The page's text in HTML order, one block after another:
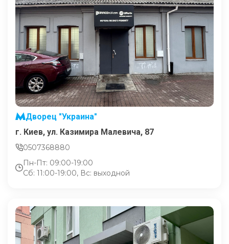
Дворец "Украина"
г. Киев, ул. Казимира Малевича, 87
0507368880
Пн-Пт: 09:00-19:00
Сб: 11:00-19:00, Вс: выходной